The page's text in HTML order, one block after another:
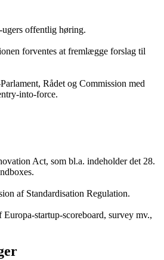
offentlig høring.
forventes at fremlægge forslag til
Rådet og Commission med
into-force.
Act, som bl.a. indeholder det 28.
af Standardisation Regulation.
scoreboard, survey mv.,